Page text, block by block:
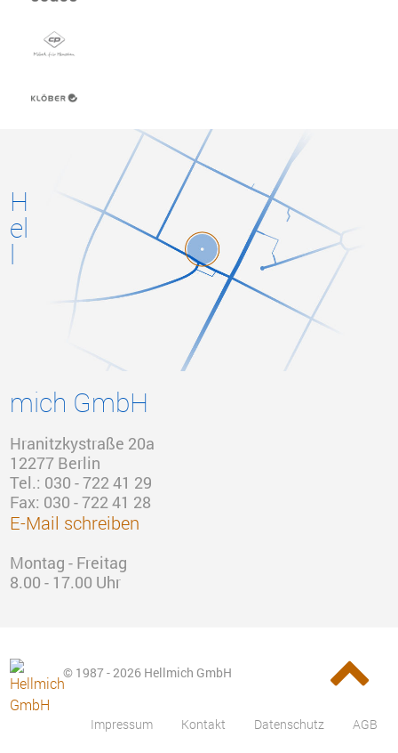
H
el
l
mich GmbH
Hranitzkystraße 20a
12277 Berlin
Tel.: 030 - 722 41 29
Fax: 030 - 722 41 28
E-Mail schreiben
Montag - Freitag
8.00 - 17.00 Uhr
© 1987 - 2026 Hellmich GmbH
Impressum Kontakt Datenschutz AGB